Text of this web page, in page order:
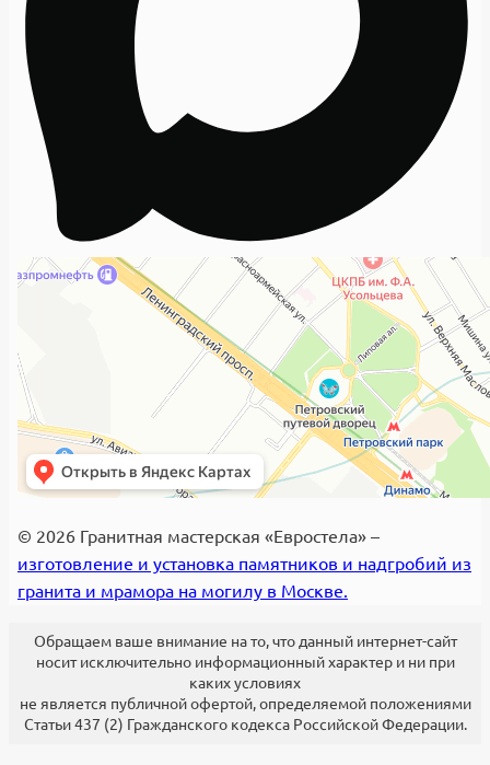
© 2026 Гранитная мастерская «Евростела» –
изготовление и установка памятников и надгробий из
гранита и мрамора на могилу в Москве.
Обращаем ваше внимание на то, что данный интернет-сайт
носит исключительно информационный характер и ни при
каких условиях
не является публичной офертой, определяемой положениями
Статьи 437 (2) Гражданского кодекса Российской Федерации.